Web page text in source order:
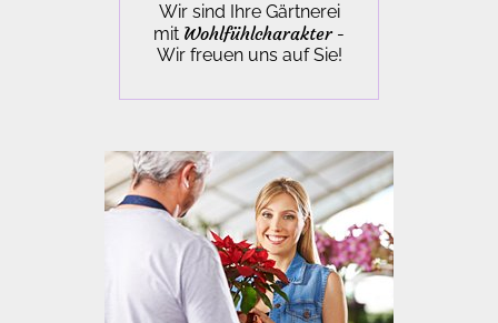
Wir sind Ihre Gärtnerei
mit Wohlfühlcharakter-
Wir freuen uns auf Sie!